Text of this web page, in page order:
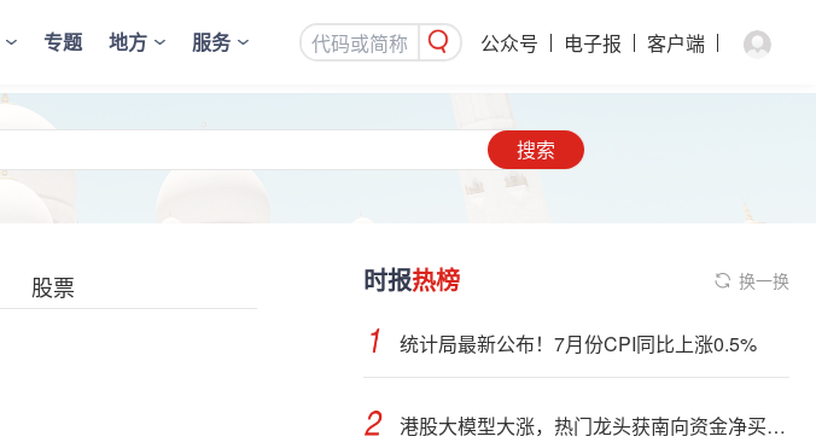
专题 地方 服务 公众号 电子报 客户端
搜索
股票 时报热榜 换一换
统计局最新公布！7月份CPI同比上涨0.5%
港股大模型大涨，热门龙头获南向资金净买入近50亿港元！3股最新持股量翻倍（附名单）